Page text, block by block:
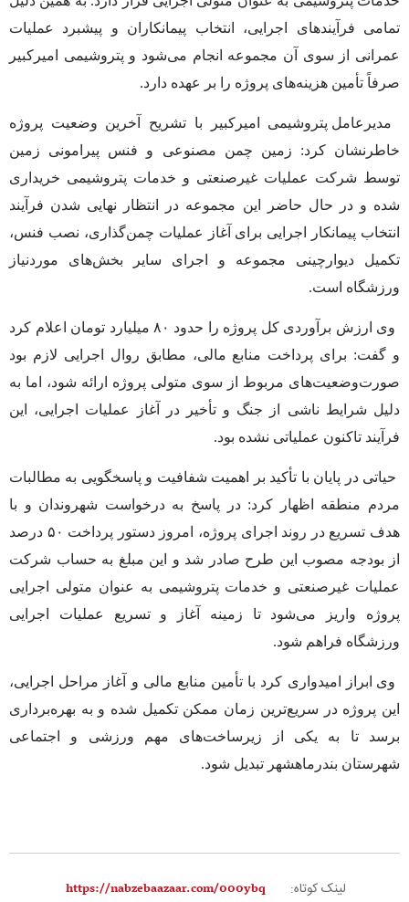
تمامی فرآیندهای اجرایی، انتخاب پیمانکاران و پیشبرد عملیات
عمرانی از سوی آن مجموعه انجام می‌شود و پتروشیمی امیرکبیر
صرفاً تأمین هزینه‌های پروژه را بر عهده دارد.
مدیرعامل پتروشیمی امیرکبیر با تشریح آخرین وضعیت پروژه
خاطرنشان کرد: زمین چمن مصنوعی و فنس پیرامونی زمین
توسط شرکت عملیات غیرصنعتی و خدمات پتروشیمی خریداری
شده و در حال حاضر این مجموعه در انتظار نهایی شدن فرآیند
انتخاب پیمانکار اجرایی برای آغاز عملیات چمن‌گذاری، نصب فنس،
تکمیل دیوارچینی مجموعه و اجرای سایر بخش‌های موردنیاز
ورزشگاه است.
وی ارزش برآوردی کل پروژه را حدود ۸۰ میلیارد تومان اعلام کرد
و گفت: برای پرداخت منابع مالی، مطابق روال اجرایی لازم بود
صورت‌وضعیت‌های مربوط از سوی متولی پروژه ارائه شود، اما به
دلیل شرایط ناشی از جنگ و تأخیر در آغاز عملیات اجرایی، این
فرآیند تاکنون عملیاتی نشده بود.
حیاتی در پایان با تأکید بر اهمیت شفافیت و پاسخگویی به مطالبات
مردم منطقه اظهار کرد: در پاسخ به درخواست شهروندان و با
هدف تسریع در روند اجرای پروژه، امروز دستور پرداخت ۵۰ درصد
از بودجه مصوب این طرح صادر شد و این مبلغ به حساب شرکت
عملیات غیرصنعتی و خدمات پتروشیمی به عنوان متولی اجرایی
پروژه واریز می‌شود تا زمینه آغاز و تسریع عملیات اجرایی
ورزشگاه فراهم شود.
وی ابراز امیدواری کرد با تأمین منابع مالی و آغاز مراحل اجرایی،
این پروژه در سریع‌ترین زمان ممکن تکمیل شده و به بهره‌برداری
برسد تا به یکی از زیرساخت‌های مهم ورزشی و اجتماعی
شهرستان بندرماهشهر تبدیل شود.
لینک کوتاه: